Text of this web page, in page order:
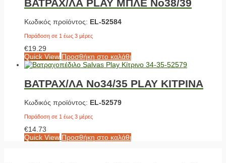
ΒΑΤΡΑΧ/ΛΑ PLAY ΜΠΛΕ No38/39
Κωδικός προϊόντος: EL-52584
Παράδοση σε 1 έως 3 μέρες
€19.29
Quick View Προσθήκη στο καλάθι
ΒΑΤΡΑΧ/ΛΑ No34/35 PLAY ΚΙΤΡΙΝΑ
Κωδικός προϊόντος: EL-52579
Παράδοση σε 1 έως 3 μέρες
€14.73
Quick View Προσθήκη στο καλάθι